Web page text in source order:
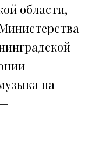
области,
—
на